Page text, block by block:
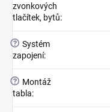
zvonkových
tlačítek, bytů:
? Systém
zapojení:
?
Montáž
tabla: